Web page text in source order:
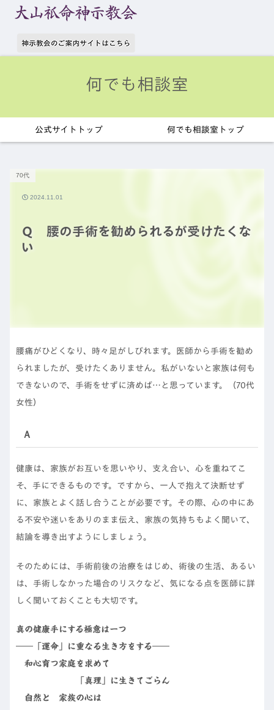
何でも相談室
公式サイトトップ 何でも相談室トップ
Ｑ 腰の手術を勧められるが受けたくな
い
70代
2024.11.01
腰痛がひどくなり、時々足がしびれます。医師から手術を勧め
られましたが、受けたくありません。私がいないと家族は何も
できないので、手術をせずに済めば…と思っています。（70代
女性）
Ａ
健康は、家族がお互いを思いやり、支え合い、心を重ねてこ
そ、手にできるものです。ですから、一人で抱えて決断せず
に、家族とよく話し合うことが必要です。その際、心の中にあ
る不安や迷いをありのまま伝え、家族の気持ちもよく聞いて、
結論を導き出すようにしましょう。
そのためには、手術前後の治療をはじめ、術後の生活、あるい
は、手術しなかった場合のリスクなど、気になる点を医師に詳
しく聞いておくことも大切です。
真の健康手にする極意は一つ
――「運命」に重なる生き方をする――
和心育つ家庭を求めて
「真理」に生きてごらん
自然と 家族の心は